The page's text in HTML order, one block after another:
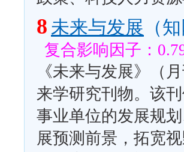
8 未来与发展 （
复合影响因子：
《未来与发展》（
来学研究刊物。该
事业单位的发展规
展预测前景，拓宽